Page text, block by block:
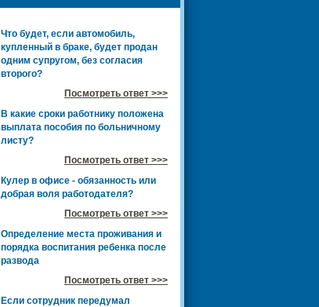
Что будет, если автомобиль,
купленный в браке, будет продан
одним супругом, без согласия
второго?
Посмотреть ответ >>>
В какие сроки работнику положена
выплата пособия по больничному
листу?
Посмотреть ответ >>>
Кулер в офисе - обязанность или
добрая воля работодателя?
Посмотреть ответ >>>
Определение места проживания и
порядка воспитания ребенка после
развода
Посмотреть ответ >>>
Если сотрудник передумал